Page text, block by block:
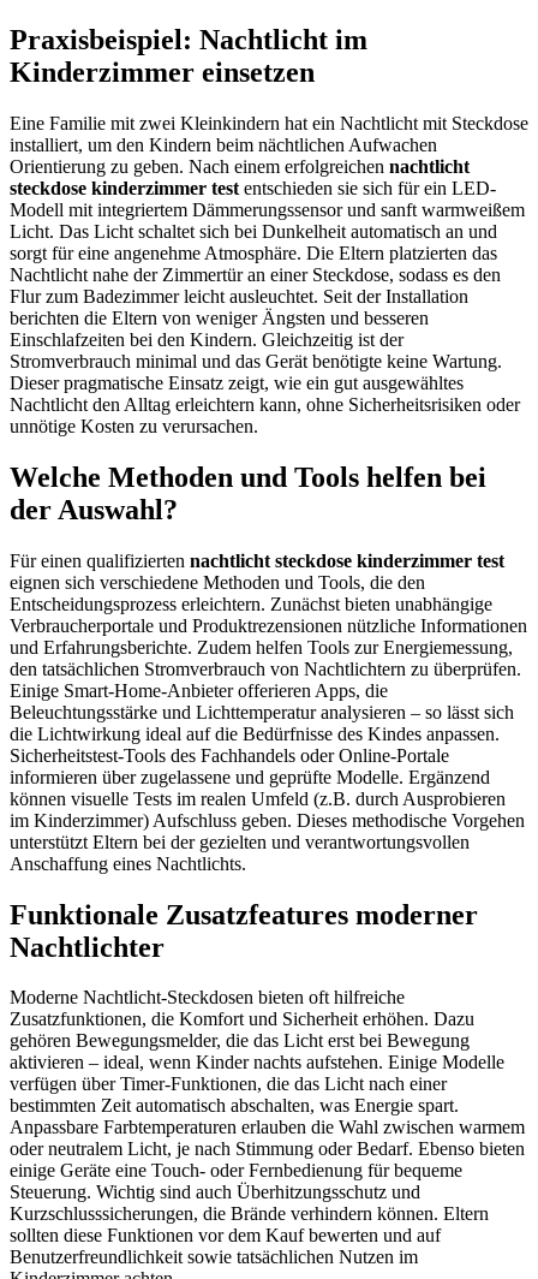
Praxisbeispiel: Nachtlicht im
Kinderzimmer einsetzen
Eine Familie mit zwei Kleinkindern hat ein Nachtlicht mit Steckdose
installiert, um den Kindern beim nächtlichen Aufwachen
Orientierung zu geben. Nach einem erfolgreichen nachtlicht
steckdose kinderzimmer test entschieden sie sich für ein LED-
Modell mit integriertem Dämmerungssensor und sanft warmweißem
Licht. Das Licht schaltet sich bei Dunkelheit automatisch an und
sorgt für eine angenehme Atmosphäre. Die Eltern platzierten das
Nachtlicht nahe der Zimmertür an einer Steckdose, sodass es den
Flur zum Badezimmer leicht ausleuchtet. Seit der Installation
berichten die Eltern von weniger Ängsten und besseren
Einschlafzeiten bei den Kindern. Gleichzeitig ist der
Stromverbrauch minimal und das Gerät benötigte keine Wartung.
Dieser pragmatische Einsatz zeigt, wie ein gut ausgewähltes
Nachtlicht den Alltag erleichtern kann, ohne Sicherheitsrisiken oder
unnötige Kosten zu verursachen.
Welche Methoden und Tools helfen bei
der Auswahl?
Für einen qualifizierten nachtlicht steckdose kinderzimmer test
eignen sich verschiedene Methoden und Tools, die den
Entscheidungsprozess erleichtern. Zunächst bieten unabhängige
Verbraucherportale und Produktrezensionen nützliche Informationen
und Erfahrungsberichte. Zudem helfen Tools zur Energiemessung,
den tatsächlichen Stromverbrauch von Nachtlichtern zu überprüfen.
Einige Smart-Home-Anbieter offerieren Apps, die
Beleuchtungsstärke und Lichttemperatur analysieren – so lässt sich
die Lichtwirkung ideal auf die Bedürfnisse des Kindes anpassen.
Sicherheitstest-Tools des Fachhandels oder Online-Portale
informieren über zugelassene und geprüfte Modelle. Ergänzend
können visuelle Tests im realen Umfeld (z.B. durch Ausprobieren
im Kinderzimmer) Aufschluss geben. Dieses methodische Vorgehen
unterstützt Eltern bei der gezielten und verantwortungsvollen
Anschaffung eines Nachtlichts.
Funktionale Zusatzfeatures moderner
Nachtlichter
Moderne Nachtlicht-Steckdosen bieten oft hilfreiche
Zusatzfunktionen, die Komfort und Sicherheit erhöhen. Dazu
gehören Bewegungsmelder, die das Licht erst bei Bewegung
aktivieren – ideal, wenn Kinder nachts aufstehen. Einige Modelle
verfügen über Timer-Funktionen, die das Licht nach einer
bestimmten Zeit automatisch abschalten, was Energie spart.
Anpassbare Farbtemperaturen erlauben die Wahl zwischen warmem
oder neutralem Licht, je nach Stimmung oder Bedarf. Ebenso bieten
einige Geräte eine Touch- oder Fernbedienung für bequeme
Steuerung. Wichtig sind auch Überhitzungsschutz und
Kurzschlusssicherungen, die Brände verhindern können. Eltern
sollten diese Funktionen vor dem Kauf bewerten und auf
Benutzerfreundlichkeit sowie tatsächlichen Nutzen im